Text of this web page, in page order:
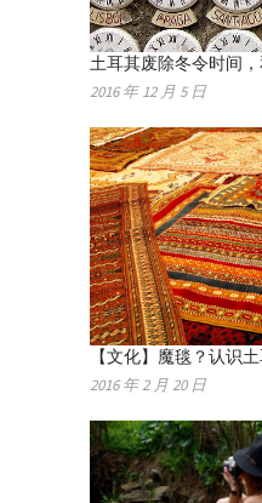
土耳其废除冬令时间
2016 年 12 月 5 日
【文化】魔毯？认识
2016 年 2 月 20 日